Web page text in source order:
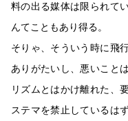
料の出る媒体は限られて
んてこともあり得る。
そりゃ、そういう時に飛
ありがたいし、悪いこと
リズムとはかけ離れた、
ステマを禁止しているは